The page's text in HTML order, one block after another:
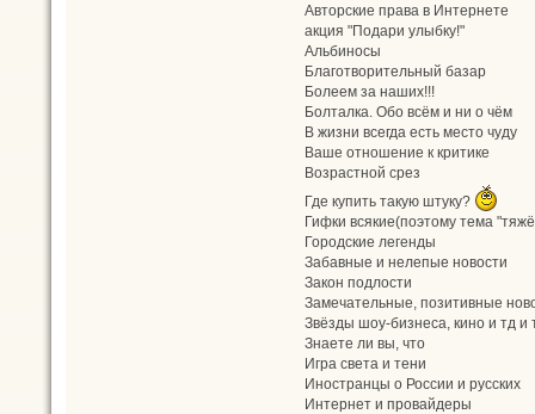
Авторские права в Интернете
акция "Подари улыбку!"
Альбиносы
Благотворительный базар
Болеем за наших!!!
Болталка. Обо всём и ни о чём
В жизни всегда есть место чуду
Ваше отношение к критике
Возрастной срез
Где купить такую штуку?
Гифки всякие(поэтому тема
Городские легенды
Забавные и нелепые новости
Закон подлости
Замечательные, позитивные
Звёзды шоу-бизнеса, кино и тд и
Знаете ли вы, что
Игра света и тени
Иностранцы о России и русских
Интернет и провайдеры